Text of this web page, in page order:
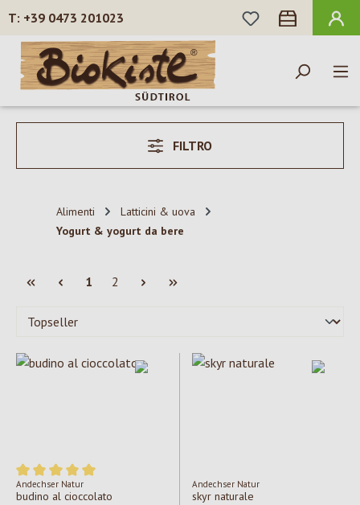
Passa al contenuto principale
+39 0473 201023
HAI 0 ARTICOLI
FILTRO
Alimenti
Latticini & uova
Yogurt & yogurt da bere
Pagina
1 Pagina
2
Valutazione media di 5 su 5 stelle
Andechser Natur
budino al cioccolato
Andechser Natur
skyr naturale